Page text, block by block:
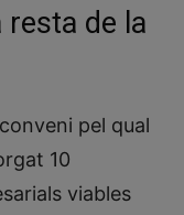
resta de la
pel qual
10
viables